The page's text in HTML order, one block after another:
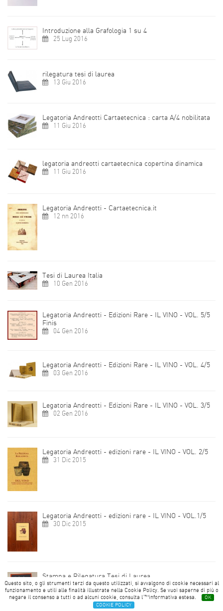
Questo sito, o gli strumenti terzi da questo utilizzati, si avvalgono di cookie necessari al
funzionamento e utili alle finalità illustrate nella Cookie Policy. Se vuoi saperne di più o
negare il consenso a tutti o ad alcuni cookie, consulta l'™informativa estesa.
OK
COOKIE POLICY
Introduzione alla Grafologia 1 su 4
25 Lug 2016
rilegatura tesi di laurea
13 Giu 2016
Legatoria Andreotti Cartaetecnica : carta A/4 nobilitata
11 Giu 2016
legatoria andreotti cartaetecnica copertina dinamica
11 Giu 2016
Legatoria Andreotti - Cartaetecnica.it
12 nn 2016
Tesi di Laurea Italia
10 Gen 2016
Legatoria Andreotti - Edizioni Rare - IL VINO - VOL. 5/5
Finis
04 Gen 2016
Legatoria Andreotti - Edizioni Rare - IL VINO - VOL. 4/5
03 Gen 2016
Legatoria Andreotti - Edizioni Rare - IL VINO - VOL. 3/5
02 Gen 2016
Legatoria Andreotti - edizioni rare - IL VINO - VOL. 2/5
31 Dic 2015
Legatoria Andreotti - edizioni rare - IL VINO - VOL.1/5
30 Dic 2015
Stampa e Rilegatura Tesi di Laurea
27 Dic 2015